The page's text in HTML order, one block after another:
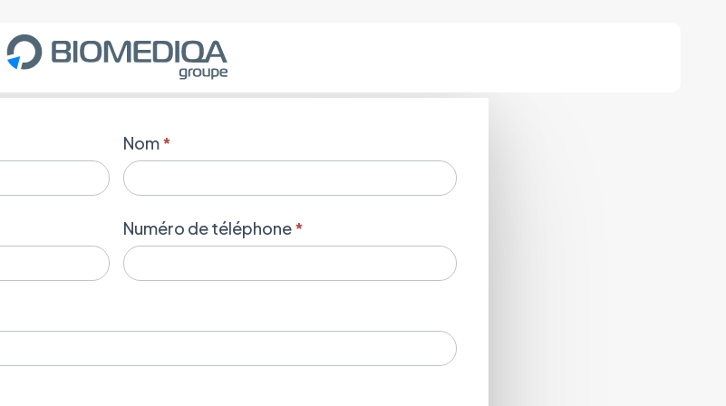
Nom*
Numéro de téléphone*